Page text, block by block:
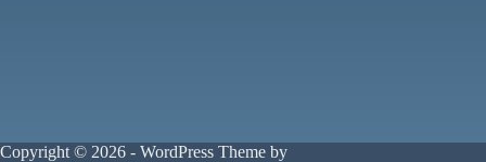
Copyright © 2026 - WordPress Theme by